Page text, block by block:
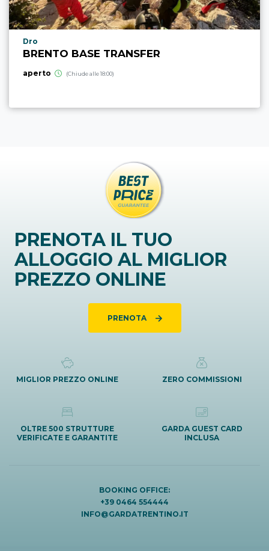
Località punto di interesse
Dro
BRENTO BASE TRANSFER
aperto (Chiude alle 18:00)
PRENOTA IL TUO
ALLOGGIO AL MIGLIOR
PREZZO ONLINE
PRENOTA
MIGLIOR PREZZO ONLINE ZERO COMMISSIONI
OLTRE 500 STRUTTURE
VERIFICATE E GARANTITE
GARDA GUEST CARD
INCLUSA
BOOKING OFFICE:
+39 0464 554444
INFO@GARDATRENTINO.IT